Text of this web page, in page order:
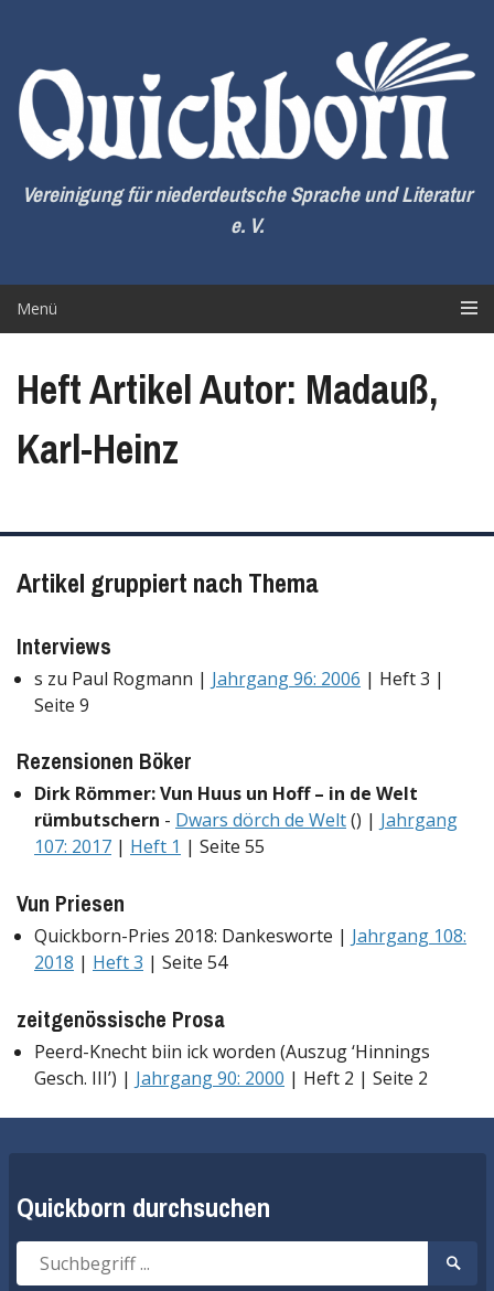
springen
Vereinigung für niederdeutsche Sprache und Literatur
e. V.
Menü
Heft Artikel Autor: Madauß,
Karl-Heinz
Artikel gruppiert nach Thema
Interviews
s zu Paul Rogmann | Jahrgang 96: 2006 | Heft 3 |
Seite 9
Rezensionen Böker
Dirk Römmer: Vun Huus un Hoff – in de Welt
rümbutschern - Dwars dörch de Welt() | Jahrgang
107: 2017 | Heft 1 | Seite 55
Vun Priesen
Quickborn-Pries 2018: Dankesworte | Jahrgang 108:
2018 | Heft 3 | Seite 54
zeitgenössische Prosa
Peerd-Knecht biin ick worden (Auszug ‘Hinnings
Gesch. III’) | Jahrgang 90: 2000 | Heft 2 | Seite 2
Quickborn durchsuchen
Suche
nach:
Suche